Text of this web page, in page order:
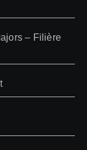
– Filière